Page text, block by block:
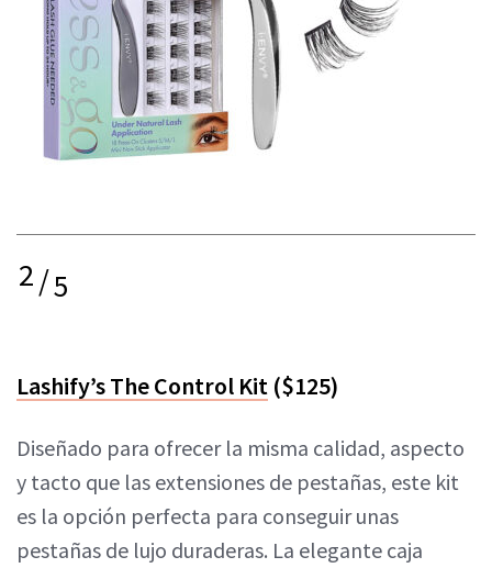
2/5
Lashify’s The Control Kit ($125)
Diseñado para ofrecer la misma calidad, aspecto
y tacto que las extensiones de pestañas, este kit
es la opción perfecta para conseguir unas
pestañas de lujo duraderas. La elegante caja